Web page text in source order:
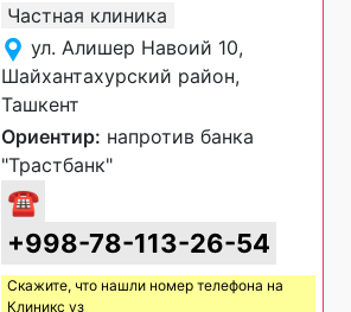
Частная клиника
ул. Алишер Навоий 10,
Шайхантахурский район,
Ташкент
Ориентир: напротив банка
"Трастбанк"
☎
+998-78-113-26-54
Скажите, что нашли номер телефона на
Клиникс уз